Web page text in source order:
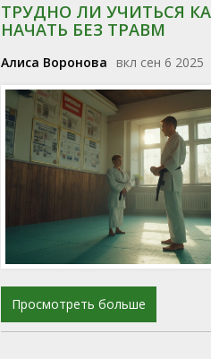
ТРУДНО ЛИ УЧИТЬСЯ
НАЧАТЬ БЕЗ ТРАВМ
Алиса Воронова вкл сен 6 2025
Просмотреть больше